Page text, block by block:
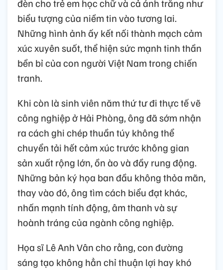
đèn cho trẻ em học chữ và cả ánh trăng như
biểu tượng của niềm tin vào tương lai.
Những hình ảnh ấy kết nối thành mạch cảm
xúc xuyên suốt, thể hiện sức mạnh tinh thần
bền bỉ của con người Việt Nam trong chiến
tranh.
Khi còn là sinh viên năm thứ tư đi thực tế vẽ
công nghiệp ở Hải Phòng, ông đã sớm nhận
ra cách ghi chép thuần túy không thể
chuyển tải hết cảm xúc trước không gian
sản xuất rộng lớn, ồn ào và đầy rung động.
Những bản ký họa ban đầu không thỏa mãn,
thay vào đó, ông tìm cách biểu đạt khác,
nhấn mạnh tính động, âm thanh và sự
hoành tráng của ngành công nghiệp.
Họa sĩ Lê Anh Vân cho rằng, con đường
sáng tạo không hẳn chỉ thuận lợi hay khó